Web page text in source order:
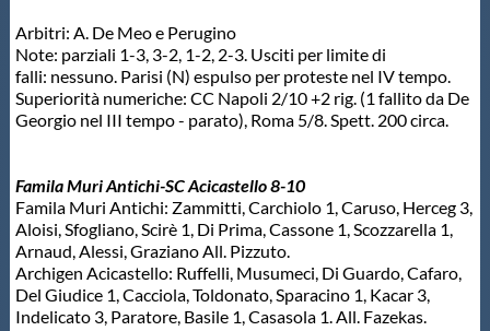
Protezione Civile
Sostenibilità
Privacy
Arbitri: A. De Meo e Perugino
Note: parziali 1-3, 3-2, 1-2, 2-3. Usciti per limite di
falli: nessuno. Parisi (N) espulso per proteste nel IV tempo.
Superiorità numeriche: CC Napoli 2/10 +2 rig. (1 fallito da De
Georgio nel III tempo - parato), Roma 5/8. Spett. 200 circa.
Famila Muri Antichi-SC Acicastello 8-10
Famila Muri Antichi: Zammitti, Carchiolo 1, Caruso, Herceg 3,
Aloisi, Sfogliano, Scirè 1, Di Prima, Cassone 1, Scozzarella 1,
Arnaud, Alessi, Graziano All. Pizzuto.
Archigen Acicastello: Ruffelli, Musumeci, Di Guardo, Cafaro,
Del Giudice 1, Cacciola, Toldonato, Sparacino 1, Kacar 3,
Indelicato 3, Paratore, Basile 1, Casasola 1. All. Fazekas.